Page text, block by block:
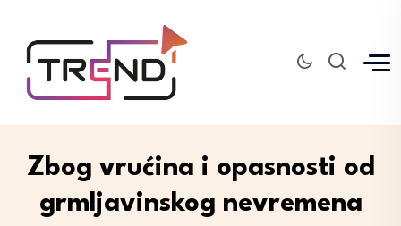
Zbog vrućina i opasnosti od
grmljavinskog nevremena